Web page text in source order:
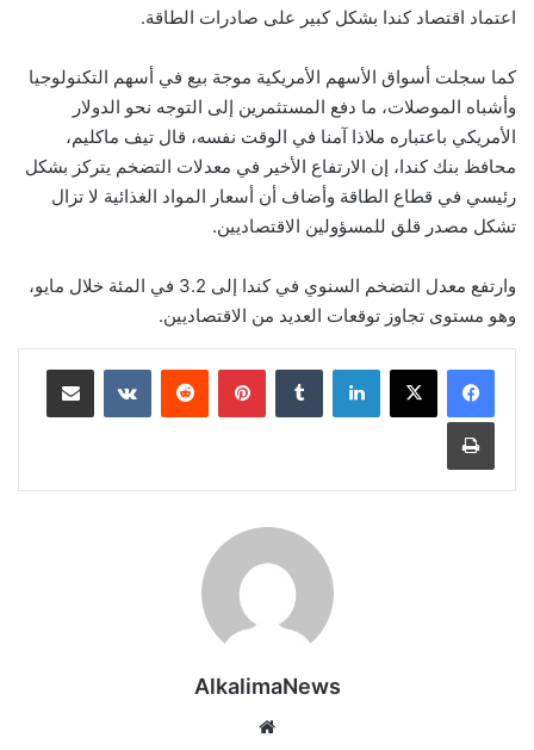
اعتماد اقتصاد كندا بشكل كبير على صادرات الطاقة.
كما سجلت أسواق الأسهم الأمريكية موجة بيع في أسهم التكنولوجيا
وأشباه الموصلات، ما دفع المستثمرين إلى التوجه نحو الدولار
الأمريكي باعتباره ملاذا آمنا في الوقت نفسه، قال تيف ماكليم،
محافظ بنك كندا، إن الارتفاع الأخير في معدلات التضخم يتركز بشكل
رئيسي في قطاع الطاقة وأضاف أن أسعار المواد الغذائية لا تزال
تشكل مصدر قلق للمسؤولين الاقتصاديين.
وارتفع معدل التضخم السنوي في كندا إلى 3.2 في المئة خلال مايو،
وهو مستوى تجاوز توقعات العديد من الاقتصاديين.
لينكدإن بينتيريست
AlkalimaNews